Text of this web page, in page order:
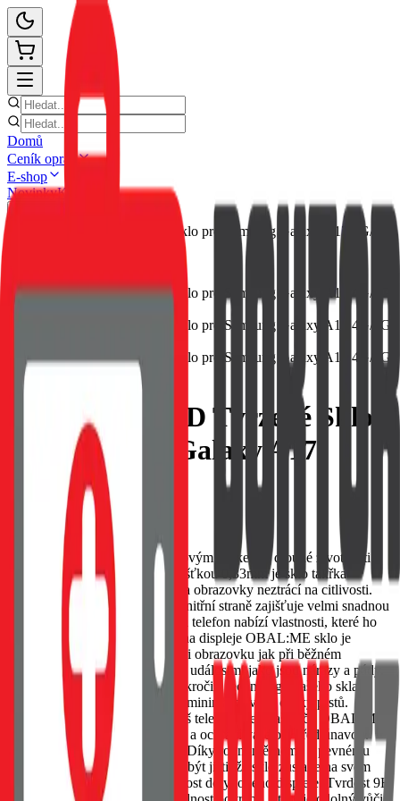
Domů
Ceník oprav
E-shop
NovinkyKontakt
OBAL:ME 2.5D Tvrzené Sklo
pro Samsung Galaxy A17
4G/5G Clear
8596311287954
OBAL:ME tvrzené sklo je klíčovým prvkem k dlouhé životnosti a
ochrany vašeho telefonu. S tloušťkou 0,33mm je sklo takřka
neznatelné na dotek a tak plocha obrazovky neztrácí na citlivosti.
Vyvážené množství lepidla na vnitřní straně zajišťuje velmi snadnou
a rychlou instalaci. Naše sklo na telefon nabízí vlastnosti, které ho
dělají nepostradatelným: Ochrana displeje OBAL:ME sklo je
navrženo tak, aby ochránilo Vaši obrazovku jak při běžném
používaní, tak před nečekanými událostmi jako jsou nárazy a pády.
Odolnost vůči otiskům Díky pokročilé technologii našeho skla si
užijete krystalicky čistý obraz a minimalizované otisky prstů.
Ochrana očí Chráníme nejen váš telefon, ale i vaše oči. OBAL:ME
sklo redukuje nepříjemné záření a ochrání vaše oči před únavou.
Lepící vrstva po celé ploše skla Díky rovnoměrnému a pevnému
přilnutí na obrazovku si můžete být jisti, že sklo zůstane na svém
místě a nebude ovlivňovat citlivost dotykového displeje. Tvrdost 9H